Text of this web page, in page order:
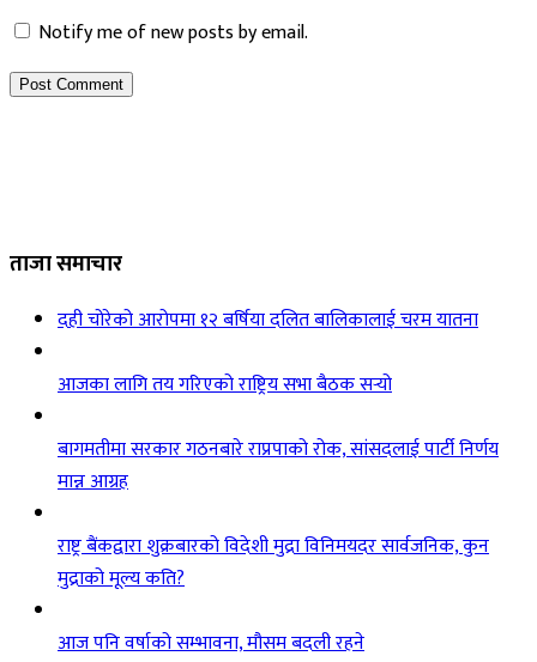
Notify me of new posts by email.
ताजा समाचार
दही चोरेको आरोपमा १२ बर्षिया दलित बालिकालाई चरम यातना
आजका लागि तय गरिएको राष्ट्रिय सभा बैठक सर्‍यो
बागमतीमा सरकार गठनबारे राप्रपाको रोक, सांसदलाई पार्टी निर्णय
मान्न आग्रह
राष्ट्र बैंकद्वारा शुक्रबारको विदेशी मुद्रा विनिमयदर सार्वजनिक, कुन
मुद्राको मूल्य कति?
आज पनि वर्षाको सम्भावना, मौसम बदली रहने